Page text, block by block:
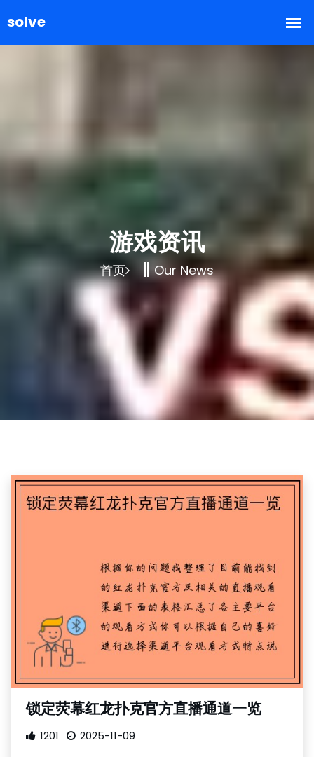
游戏资讯
首页 Our News
锁定荧幕红龙扑克官方直播通道一览
1201 2025-11-09